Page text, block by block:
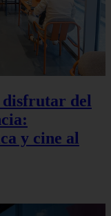
disfrutar del
y cine al